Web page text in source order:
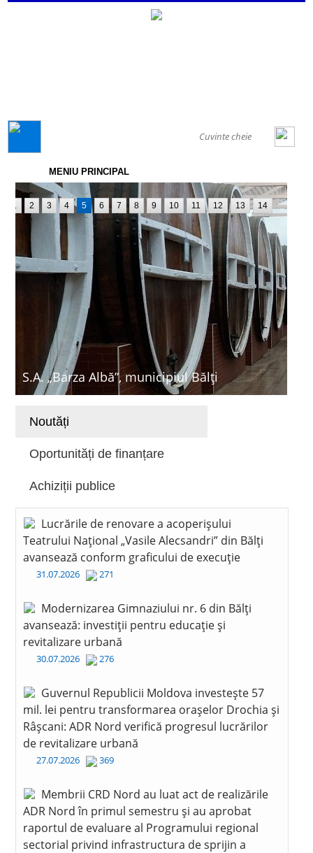
MENIU PRINCIPAL
S.A. „Barza Albă”, municipiul Bălți
1 2 3 4 5 6 7 8 9 10 11 12 13 14
Noutăți
Oportunități de finanțare
Achiziții publice
Lucrările de renovare a acoperișului
Teatrului Național „Vasile Alecsandri” din Bălți
avansează conform graficului de execuție
31.07.2026 271
Modernizarea Gimnaziului nr. 6 din Bălți
avansează: investiții pentru educație și
revitalizare urbană
30.07.2026 276
Guvernul Republicii Moldova investește 57
mil. lei pentru transformarea orașelor Drochia și
Râșcani: ADR Nord verifică progresul lucrărilor
de revitalizare urbană
27.07.2026 369
Membrii CRD Nord au luat act de realizările
ADR Nord în primul semestru și au aprobat
raportul de evaluare al Programului regional
sectorial privind infrastructura de sprijin a